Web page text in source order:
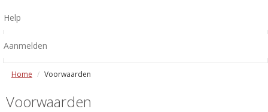
Help
Aanmelden
Home Voorwaarden
Voorwaarden